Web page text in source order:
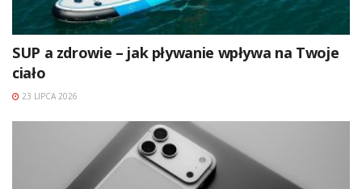
SUP a zdrowie – jak pływanie wpływa na Twoje
ciało
23 LIPCA 2026